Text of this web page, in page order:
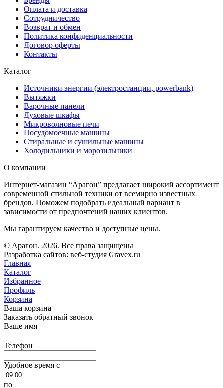
Оплата и доставка
Сотрудничество
Возврат и обмен
Политика конфиденциальности
Договор оферты
Контакты
Каталог
Источники энергии (электростанции, powerbank)
Вытяжки
Варочные панели
Духовые шкафы
Микроволновые печи
Посудомоечные машины
Стиральные и сушильные машины
Холодильники и морозильники
О компании
Интернет-магазин “Арагон” предлагает широкий ассортимент
современной стильной техники от всемирно известных
брендов. Поможем подобрать идеальный вариант в
зависимости от предпочтений наших клиентов.
Мы гарантируем качество и доступные цены.
© Арагон. 2026. Все права защищены
Разработка сайтов: веб-студия Gravex.ru
Главная
Каталог
Избранное
Профиль
Корзина
Ваша корзина
Заказать обратный звонок
Ваше имя
Телефон
Удобное время c
по